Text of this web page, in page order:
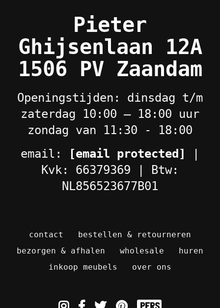
Pieter
Ghijsenlaan 12A
1506 PV Zaandam
Openingstijden: dinsdag t/m
zaterdag 10:00 – 18:00 uur
zondag van 11:30 - 18:00
email:
[email protected]
Kvk: 66379369 | Btw:
NL856523677B01
contact
bestellen & retourneren
bezorgen & afhalen
wholesale
huren
inkoop meubels
over ons
pers